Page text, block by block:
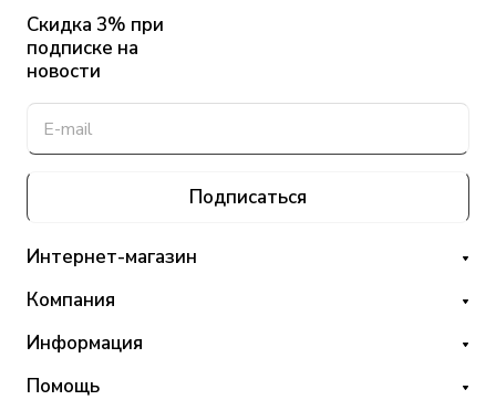
Скидка 3% при
подписке на
новости
Подписаться
Интернет-магазин
Компания
Информация
Помощь